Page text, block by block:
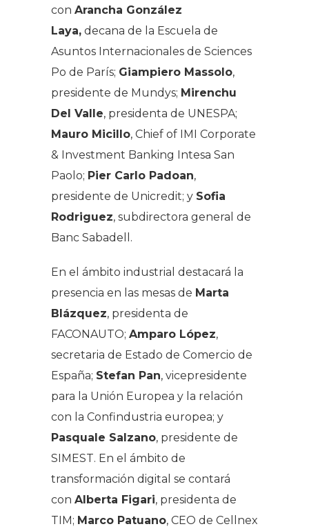
con Arancha González
Laya, decana de la Escuela de
Asuntos Internacionales de Sciences
Po de París; Giampiero Massolo,
presidente de Mundys; Mirenchu
Del Valle, presidenta de UNESPA;
Mauro Micillo, Chief of IMI Corporate
& Investment Banking Intesa San
Paolo; Pier Carlo Padoan,
presidente de Unicredit; y Sofia
Rodriguez, subdirectora general de
Banc Sabadell.
En el ámbito industrial destacará la
presencia en las mesas de Marta
Blázquez, presidenta de
FACONAUTO; Amparo López,
secretaria de Estado de Comercio de
España; Stefan Pan, vicepresidente
para la Unión Europea y la relación
con la Confindustria europea; y
Pasquale Salzano, presidente de
SIMEST. En el ámbito de
transformación digital se contará
con Alberta Figari, presidenta de
TIM; Marco Patuano, CEO de Cellnex